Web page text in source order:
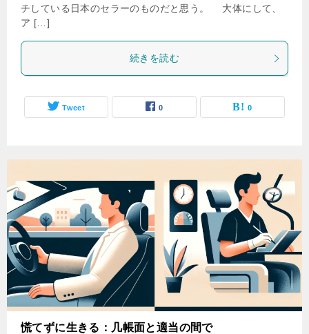
チしている日本のセラーのものだと思う。 大体にして、
ア […]
続きを読む
Tweet 0 0
慌てずに生きる：几帳面と適当の間で